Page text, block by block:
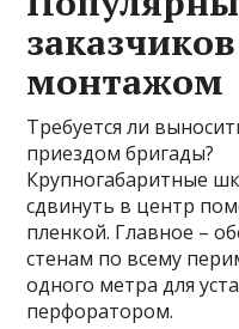
монтажом
Требуется ли
приездом бригады?
Крупногабаритные
сдвинуть в центр
пленкой. Главное –
стенам по всему
одного метра для
перфоратором.